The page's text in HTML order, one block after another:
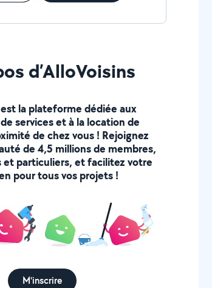
d’AlloVoisins
la plateforme dédiée aux
services et à la location de
de chez vous ! Rejoignez
de 4,5 millions de membres,
et particuliers, et facilitez votre
pour tous vos projets !
M'inscrire